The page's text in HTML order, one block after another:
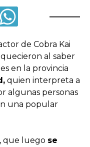
de Cobra Kai
al saber
en la provincia
quien interpreta a
algunas personas
una popular
que luego se